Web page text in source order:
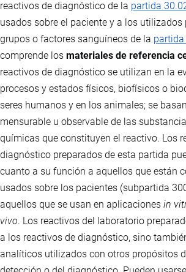
reactivos de diagnóstico de la partida
usados sobre el paciente y a los
grupos o factores sanguíneos de la
comprende los materiales de referencia
reactivos de diagnóstico se utilizan en la
procesos y estados físicos, biofísicos o
seres humanos y en los animales; se
mensurable u observable de las
químicas que constituyen el reactivo. Los
diagnóstico preparados de esta partida
cuanto a su función a aquellos que están
usados sobre los pacientes (subpartida
aquellos que se usan en aplicaciones in
vivo. Los reactivos del laboratorio
a los reactivos de diagnóstico, sino
analíticos utilizados con otros propósitos